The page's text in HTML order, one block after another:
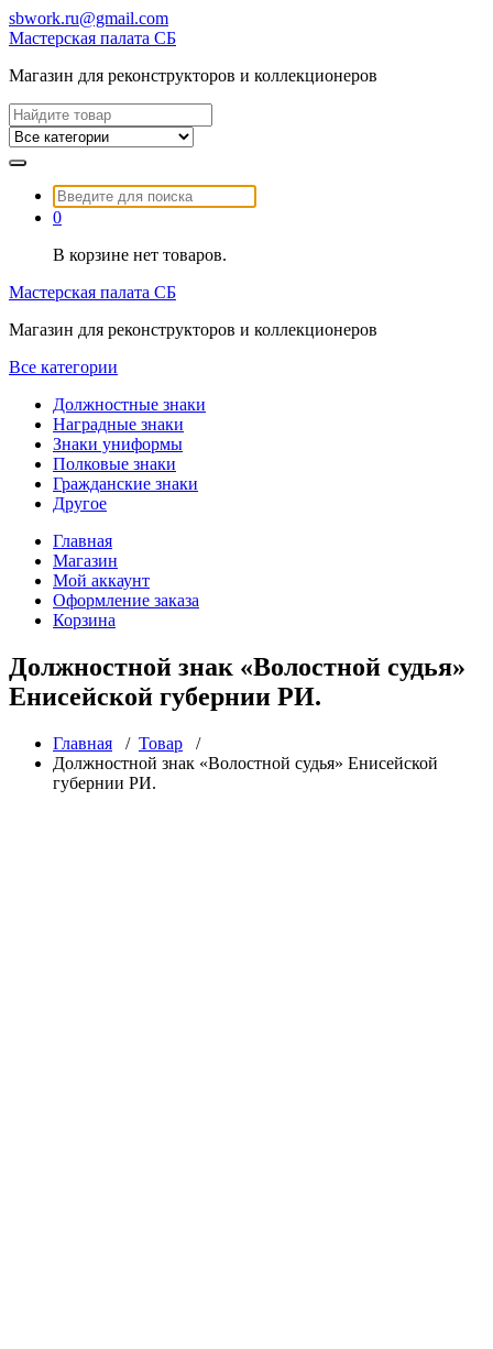
Перейти
к
sbwork.ru@gmail.com
Мастерская палата СБ
Магазин для реконструкторов и коллекционеров
Найти:
Найти:
0
В корзине нет товаров.
Мастерская палата СБ
Магазин для реконструкторов и коллекционеров
Все категории
Должностные знаки
Наградные знаки
Знаки униформы
Полковые знаки
Гражданские знаки
Другое
Главная
Магазин
Мой аккаунт
Оформление заказа
Корзина
Должностной знак «Волостной судья»
Енисейской губернии РИ.
Главная / Товар /
Должностной знак «Волостной судья» Енисейской
губернии РИ.